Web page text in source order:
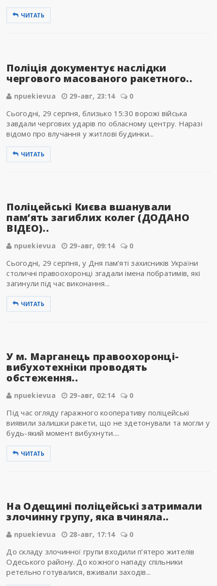
ЧИТАТЬ
Поліція документує наслідки
чергового масованого ракетного..
npuekievua 29-авг, 23:14 0
Сьогодні, 29 серпня, близько 15:30 ворожі війська
завдали чергових ударів по обласному центру. Наразі
відомо про влучання у житлові будинки...
ЧИТАТЬ
Поліцейські Києва вшанували
пам’ять загиблих колег (ДОДАНО
ВІДЕО)..
npuekievua 29-авг, 09:14 0
Сьогодні, 29 серпня, у Дня пам’яті захисників України
столичні правоохоронці згадали імена побратимів, які
загинули під час виконання...
ЧИТАТЬ
У м. Марганець правоохоронці-
вибухотехніки проводять
обстеження..
npuekievua 29-авг, 02:14 0
Під час огляду гаражного кооперативу поліцейські
виявили залишки ракети, що не здетонували та могли у
будь-який момент вибухнути....
ЧИТАТЬ
На Одещині поліцейські затримали
злочинну групу, яка вчиняла..
npuekievua 28-авг, 17:14 0
До складу злочинної групи входили п’ятеро жителів
Одеського району. До кожного нападу спільники
ретельно готувалися, вживали заходів...